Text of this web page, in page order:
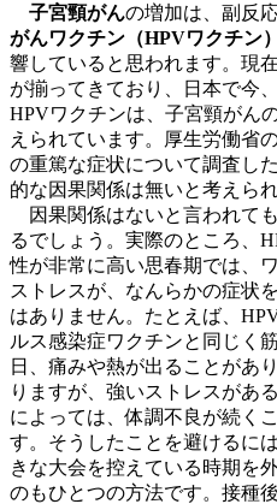
子宮頸がんの増加は、副反
がんワクチン（HPVワクチン）
響していると思われます。現
が揃ってきており、日本で今
HPVワクチンは、子宮頸がん
えられています。厚生労働省
の重篤な症状について調査し
的な因果関係は無いと考えら
因果関係はないと言われて
るでしょう。実際のところ、
性が非常に高い思春期では、
ストレスが、なんらかの症状
はありません。たとえば、
ルス感染症ワクチンと同じく
日、痛みや熱が出ることがあ
りますが、強いストレスがあ
によっては、体調不良が続く
す。そうしたことを避けるに
きな大会を控えている時期を
のもひとつの方法です。接種